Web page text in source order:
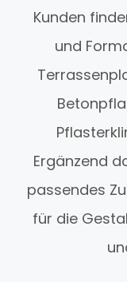
Kunden
und
Ergänzend
passendes
für die